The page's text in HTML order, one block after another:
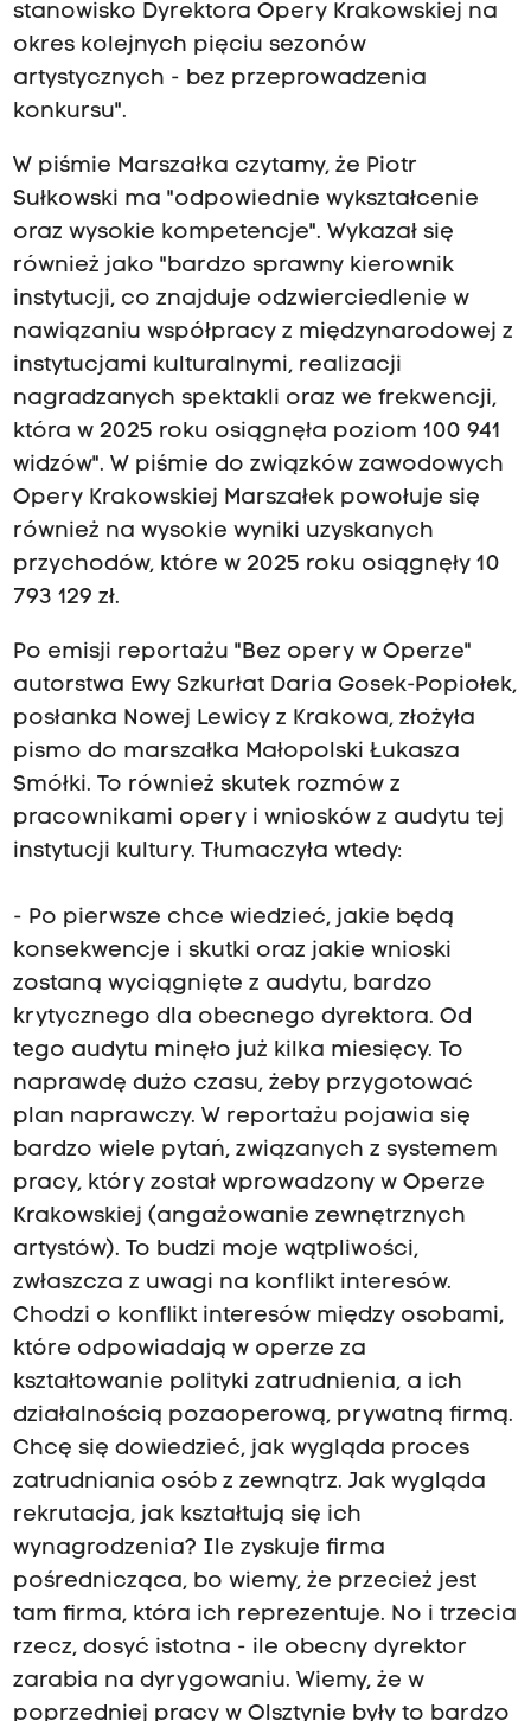
stanowisko Dyrektora Opery Krakowskiej na
okres kolejnych pięciu sezonów
artystycznych - bez przeprowadzenia
konkursu".
W piśmie Marszałka czytamy, że Piotr
Sułkowski ma "odpowiednie wykształcenie
oraz wysokie kompetencje". Wykazał się
również jako "bardzo sprawny kierownik
instytucji, co znajduje odzwierciedlenie w
nawiązaniu współpracy z międzynarodowej z
instytucjami kulturalnymi, realizacji
nagradzanych spektakli oraz we frekwencji,
która w 2025 roku osiągnęła poziom 100 941
widzów". W piśmie do związków zawodowych
Opery Krakowskiej Marszałek powołuje się
również na wysokie wyniki uzyskanych
przychodów, które w 2025 roku osiągnęły 10
793 129 zł.
Po emisji reportażu "Bez opery w Operze"
autorstwa Ewy Szkurłat Daria Gosek-Popiołek,
posłanka Nowej Lewicy z Krakowa, złożyła
pismo do marszałka Małopolski Łukasza
Smółki. To również skutek rozmów z
pracownikami opery i wniosków z audytu tej
instytucji kultury. Tłumaczyła wtedy:
- Po pierwsze chce wiedzieć, jakie będą
konsekwencje i skutki oraz jakie wnioski
zostaną wyciągnięte z audytu, bardzo
krytycznego dla obecnego dyrektora. Od
tego audytu minęło już kilka miesięcy. To
naprawdę dużo czasu, żeby przygotować
plan naprawczy. W reportażu pojawia się
bardzo wiele pytań, związanych z systemem
pracy, który został wprowadzony w Operze
Krakowskiej (angażowanie zewnętrznych
artystów). To budzi moje wątpliwości,
zwłaszcza z uwagi na konflikt interesów.
Chodzi o konflikt interesów między osobami,
które odpowiadają w operze za
kształtowanie polityki zatrudnienia, a ich
działalnością pozaoperową, prywatną firmą.
Chcę się dowiedzieć, jak wygląda proces
zatrudniania osób z zewnątrz. Jak wygląda
rekrutacja, jak kształtują się ich
wynagrodzenia? Ile zyskuje firma
pośrednicząca, bo wiemy, że przecież jest
tam firma, która ich reprezentuje. No i trzecia
rzecz, dosyć istotna - ile obecny dyrektor
zarabia na dyrygowaniu. Wiemy, że w
poprzedniej pracy w Olsztynie były to bardzo